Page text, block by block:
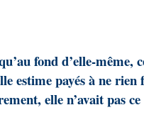
fond d’elle-même,
estime payés à ne
elle n’avait pas